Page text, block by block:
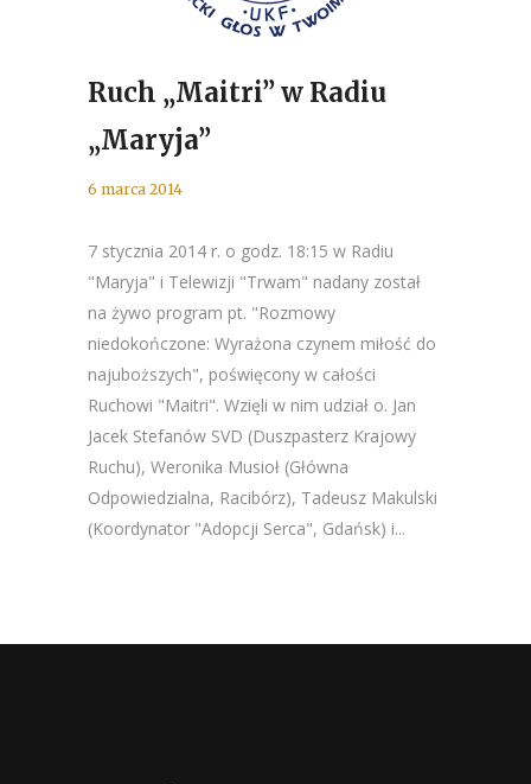
Ruch „Maitri” w Radiu
„Maryja”
6 marca 2014
7 stycznia 2014 r. o godz. 18:15 w Radiu
"Maryja" i Telewizji "Trwam" nadany został
na żywo program pt. "Rozmowy
niedokończone: Wyrażona czynem miłość do
najuboższych", poświęcony w całości
Ruchowi "Maitri". Wzięli w nim udział o. Jan
Jacek Stefanów SVD (Duszpasterz Krajowy
Ruchu), Weronika Musioł (Główna
Odpowiedzialna, Racibórz), Tadeusz Makulski
(Koordynator "Adopcji Serca", Gdańsk) i...